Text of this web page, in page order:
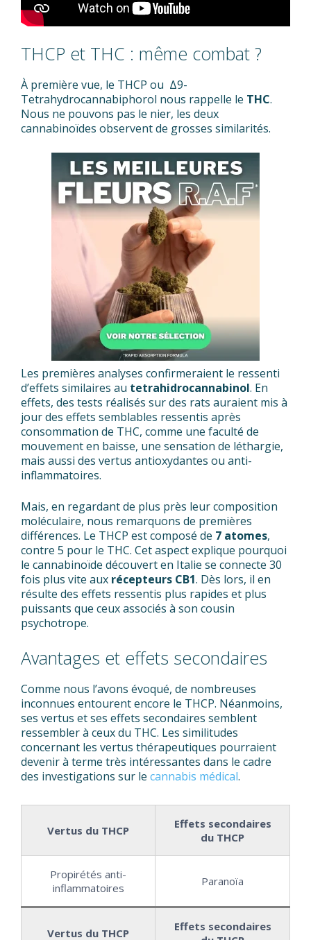
THCP et THC : même combat ?
À première vue, le THCP ou Δ9-
Tetrahydrocannabiphorol nous rappelle le THC.
Nous ne pouvons pas le nier, les deux
cannabinoïdes observent de grosses similarités.
Les premières analyses confirmeraient le ressenti
d’effets similaires au tetrahidrocannabinol. En
effets, des tests réalisés sur des rats auraient mis à
jour des effets semblables ressentis après
consommation de THC, comme une faculté de
mouvement en baisse, une sensation de léthargie,
mais aussi des vertus antioxydantes ou anti-
inflammatoires.
Mais, en regardant de plus près leur composition
moléculaire, nous remarquons de premières
différences. Le THCP est composé de 7 atomes,
contre 5 pour le THC. Cet aspect explique pourquoi
le cannabinoïde découvert en Italie se connecte 30
fois plus vite aux récepteurs CB1. Dès lors, il en
résulte des effets ressentis plus rapides et plus
puissants que ceux associés à son cousin
psychotrope.
Avantages et effets secondaires
Comme nous l’avons évoqué, de nombreuses
inconnues entourent encore le THCP. Néanmoins,
ses vertus et ses effets secondaires semblent
ressembler à ceux du THC. Les similitudes
concernant les vertus thérapeutiques pourraient
devenir à terme très intéressantes dans le cadre
des investigations sur le cannabis médical.
Vertus du THCP
Effets secondaires
du THCP
Propirétés anti-
inflammatoires
Paranoïa
Vertus du THCP
Effets secondaires